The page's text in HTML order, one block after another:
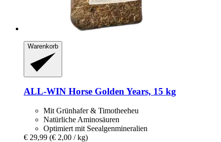
Warenkorb
ALL-WIN Horse Golden Years, 15 kg
Mit Grünhafer & Timotheeheu
Natürliche Aminosäuren
Optimiert mit Seealgenmineralien
€ 29,99 (€ 2,00 / kg)